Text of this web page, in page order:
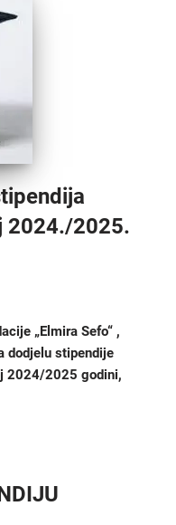
2024./2025.
„Elmira Sefo“ ,
dodjelu stipendije
2024/2025 godini,